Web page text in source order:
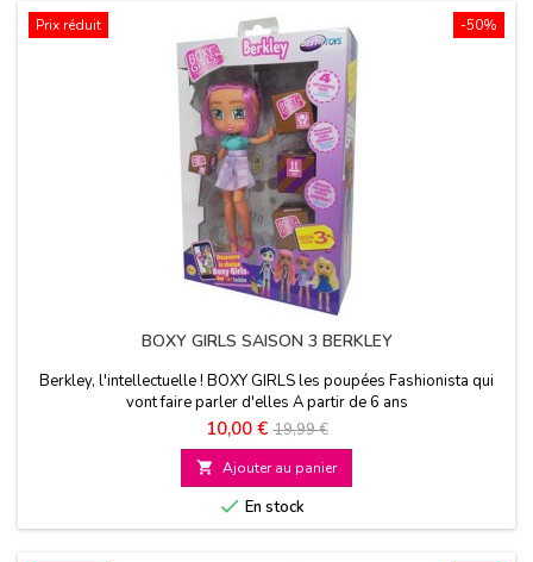
-50%
Prix réduit
BOXY GIRLS SAISON 3 BERKLEY
Berkley, l'intellectuelle ! BOXY GIRLS les poupées Fashionista qui
vont faire parler d'elles A partir de 6 ans
Prix
10,00 € Prix
de
base
19,99 €
 Ajouter au panier
 En stock